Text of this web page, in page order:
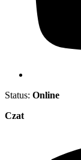
Status: Online
Czat